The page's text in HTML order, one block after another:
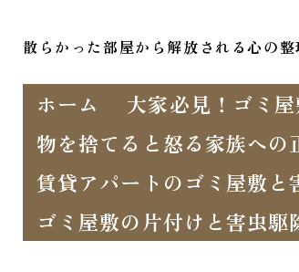
散らかった部屋から解放される心の整
ホーム 大家必見！ゴミ
物を捨てると怒る家族への
賃貸アパートのゴミ屋敷と
ゴミ屋敷の片付けと害虫駆